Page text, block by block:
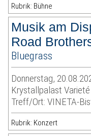
Rubrik: Bühne
Musik am
Road
Bluegrass
Donnerstag,
Krystallpalast
Treff/Ort: VINETA-
Rubrik: Konzert